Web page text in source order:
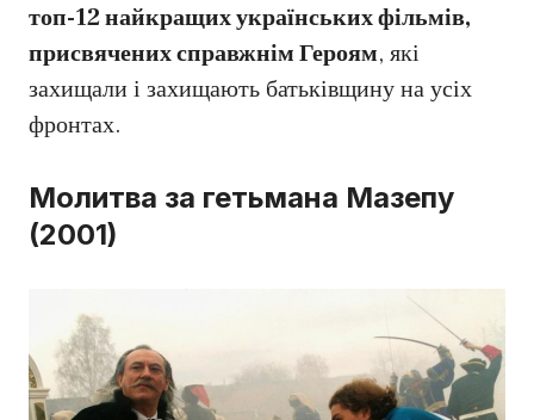
топ-12 найкращих українських фільмів,
присвячених справжнім Героям, які
захищали і захищають батьківщину на усіх
фронтах.
Молитва за гетьмана Мазепу
(2001)